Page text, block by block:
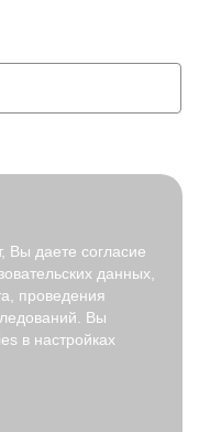
рекомендательные
ограничиваясь)
Вы даете согласие
данных,
проведения
Вы
в настройках